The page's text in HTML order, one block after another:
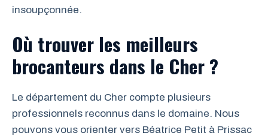
insoupçonnée.
Où trouver les meilleurs
brocanteurs dans le Cher ?
Le département du Cher compte plusieurs
professionnels reconnus dans le domaine. Nous
pouvons vous orienter vers Béatrice Petit à Prissac